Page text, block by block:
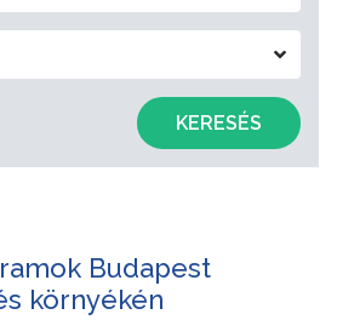
KERESÉS
Budapest
környékén